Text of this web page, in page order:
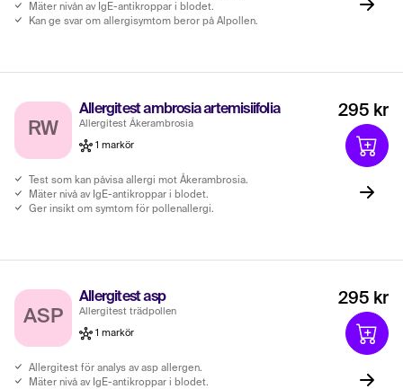
Mäter nivån av IgE-antikroppar i blodet.
Kan ge svar om allergisymtom beror på Alpollen.
RW
Allergitest ambrosia artemisiifolia
Allergitest Åkerambrosia
1 markör
Test som kan påvisa allergi mot Åkerambrosia.
Mäter nivå av IgE-antikroppar i blodet.
Ger insikt om symtom för pollenallergi.
295 kr
ASP
Allergitest asp
Allergitest trädpollen
1 markör
Allergitest för analys av asp allergen.
Mäter nivå av IgE-antikroppar i blodet.
295 kr